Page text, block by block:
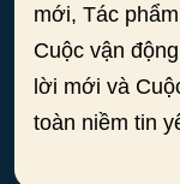
mới, Tác
Cuộc vận
lời mới và
toàn niềm tin